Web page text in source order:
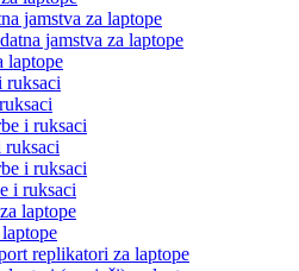
jamstva za laptope
jamstva za laptope
laptope
ruksaci
i ruksaci
ruksaci
i ruksaci
i ruksaci
laptope
replikatori za laptope